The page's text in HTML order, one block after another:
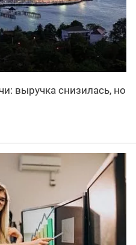
выручка снизилась, но